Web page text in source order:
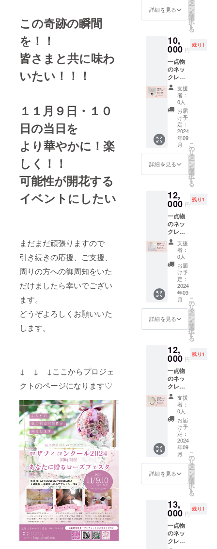
この奇跡の瞬間
を！！
皆さまと共に味わ
いたい！！！
１１月９日・１０
日の当日を
より華やかに！楽
しく！！
可能性が開花する
イベントにしたい
まだまだ頑張りますので
引き続きの応援、ご支援、
周りの方への御周知をいた
だけましたら幸いでござい
ます。
どうぞよろしくお願いいた
します。
↓ ↓ ↓ここからプロジェ
クトのページになります♡
万円以
上の場
の
2.27%
＋消費
税
長さ：
アジャ
スター
約5cm
トップ
部分の
大き
さ：縦
約4cm
◆グ
リーン
系グラ
ション
カラー
のネッ
クレス
です。
落ち着
いた和
テイス
トの色
合わせ
になっ
ていま
す。 ロ
ザフィ
のジュ
リア約
1.7cm1
ロフス
キーク
リスタ
ルパー
ル2個
長さ：
チェー
ン約
50cm+
アジャ
スター
約5cm
トップ
部分の
大き
さ：縦
約4cm
詳細を見る ー
ン
を
選
択
す
る
10,
000 円
残り1
一点物
のネッ
クレス
です。
愛知県
在住の
認定講
師によ
る作品
です。
・・・
・・・
・・・
◆レッ
ド、グ
レイ、
ワイト
のジュ
リアを
使用し
たネッ
クレス
です。
ロザ
フィの
ジュリ
ア約
1.7cm2
個、
1.5cm1
個 スワ
ロフス
キーク
長さ：
チェー
ン約
50cm+
アジャ
スター
約5cm
トップ
部分の
大き
さ：縦
約4cm
支援
者：
0人
お届
け予
定：
2024
年09
月
詳細を見る
こ
の
リ
タ
ー
ン
を
選
択
す
る
12,
000 円
残り1
一点物
のネッ
クレス
です。
岐阜県
在住の
認定講
師によ
る作品
です。
・・・
・・・
・・
《高貴
な雰囲
気漂う
アロン
グネッ
クレ
ス》 ど
の年代
にも好
まれ高
貴な色
とされ
る紫
色。 2
月の誕
生石で
もある
アメジ
ストの
さざれ
玉とロ
ザフィ
の最高
技術で
作る
「ジュ
支援
者：
0人
お届
け予
定：
2024
年09
月
詳細を見る
こ
の
リ
タ
ー
ン
を
選
択
す
る
12,
000 円
残り1
一点物
のネッ
クレス
です。
岐阜県
在住の
認定講
師によ
る作品
です。
・・・
・・・
・・・
《七宝
焼ビー
ズ×ロザ
ネック
レス》
とても
素敵な
七宝焼
ビーズ
支援
者：
0人
お届
け予
定：
2024
年09
月
詳細を見る
こ
の
リ
タ
ー
ン
を
選
択
す
る
13,
000 円
残り1
一点物
のネッ
クレス